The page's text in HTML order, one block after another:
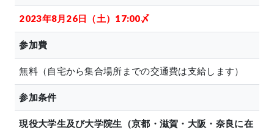
2023年8月26日（土）17:00〆
参加費
無料（自宅から集合場所までの交通費は支給します）
参加条件
現役大学生及び大学院生（京都・滋賀・大阪・奈良に在